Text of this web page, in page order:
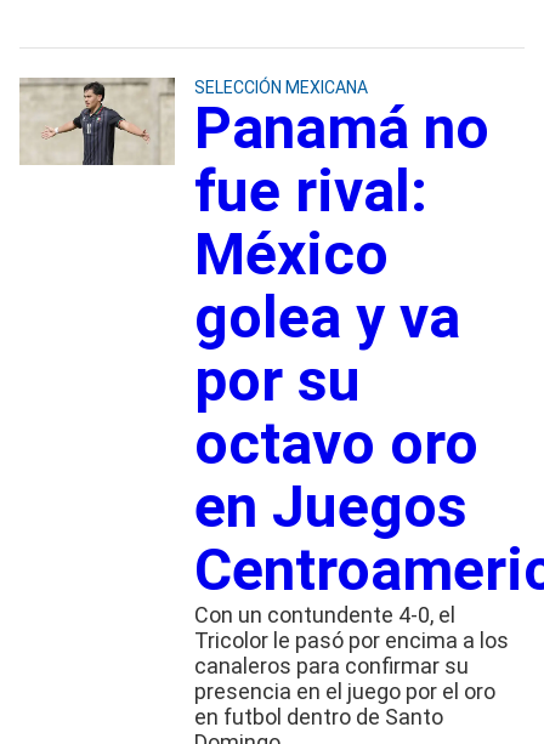
SELECCIÓN MEXICANA
Panamá no
fue rival:
México
golea y va
por su
octavo oro
en Juegos
Con un contundente 4-0, el
Tricolor le pasó por encima a los
canaleros para confirmar su
presencia en el juego por el oro
en futbol dentro de Santo